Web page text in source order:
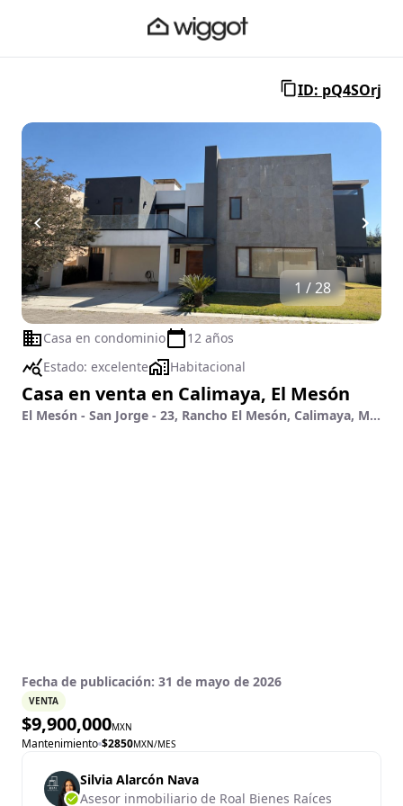
ID: pQ4SOrj
1 / 28
Casa en condominio
12 años
Estado: excelente Habitacional
Casa en venta en Calimaya, El Mesón
El Mesón - San Jorge - 23, Rancho El Mesón, Calimaya, México
Fecha de publicación: 31 de mayo de 2026
VENTA
$9,900,000MXN
Mantenimiento $2850MXN/MES
Silvia Alarcón Nava
Asesor inmobiliario de Roal Bienes Raíces